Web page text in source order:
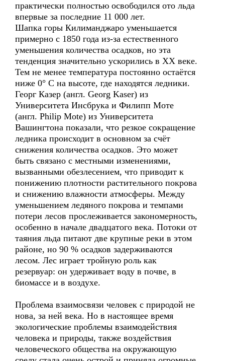
практически полностью освободился ото льда
впервые за последние 11 000 лет.
Шапка горы Килиманджаро уменьшается
примерно с 1850 года из-за естественного
уменьшения количества осадков, но эта
тенденция значительно ускорились в XX веке.
Тем не менее температура постоянно остаётся
ниже 0° C на высоте, где находятся ледники.
Георг Казер (англ. Georg Kaser) из
Университета Инсбрука и Филипп Моте
(англ. Philip Mote) из Университета
Вашингтона показали, что резкое сокращение
ледника происходит в основном за счёт
снижения количества осадков. Это может
быть связано с местными изменениями,
вызванными обезлесением, что приводит к
понижению плотности растительного покрова
и снижению влажности атмосферы. Между
уменьшением ледяного покрова и темпами
потери лесов прослеживается закономерность,
особенно в начале двадцатого века. Потоки от
таяния льда питают две крупные реки в этом
районе, но 90 % осадков задерживаются
лесом. Лес играет тройную роль как
резервуар: он удерживает воду в почве, в
биомассе и в воздухе.
Проблема взаимосвязи человек с природой не
нова, за ней века. Но в настоящее время
экологические проблемы взаимодействия
человека и природы, также воздействия
человеческого общества на окружающую